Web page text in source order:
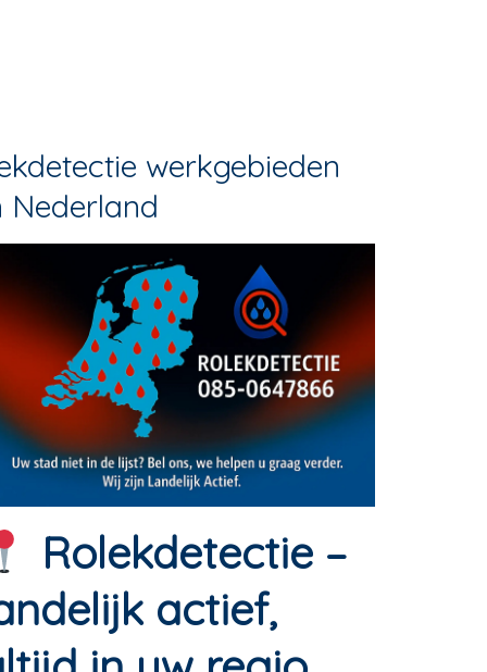
werkgebieden
Nederland
Rolekdetectie –
actief,